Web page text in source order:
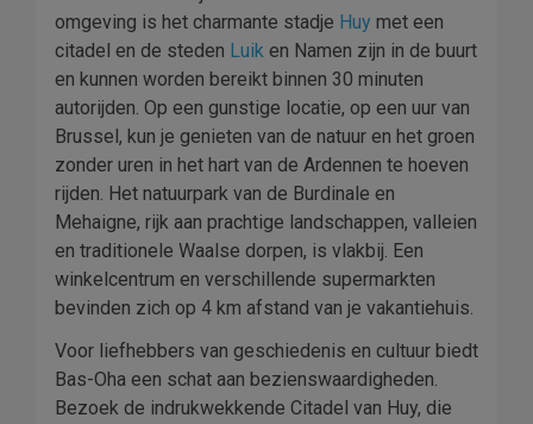
omgeving is het charmante stadje Huy met een
citadel en de steden Luik en Namen zijn in de buurt
en kunnen worden bereikt binnen 30 minuten
autorijden. Op een gunstige locatie, op een uur van
Brussel, kun je genieten van de natuur en het groen
zonder uren in het hart van de Ardennen te hoeven
rijden. Het natuurpark van de Burdinale en
Mehaigne, rijk aan prachtige landschappen, valleien
en traditionele Waalse dorpen, is vlakbij. Een
winkelcentrum en verschillende supermarkten
bevinden zich op 4 km afstand van je vakantiehuis.
Voor liefhebbers van geschiedenis en cultuur biedt
Bas-Oha een schat aan bezienswaardigheden.
Bezoek de indrukwekkende Citadel van Huy, die